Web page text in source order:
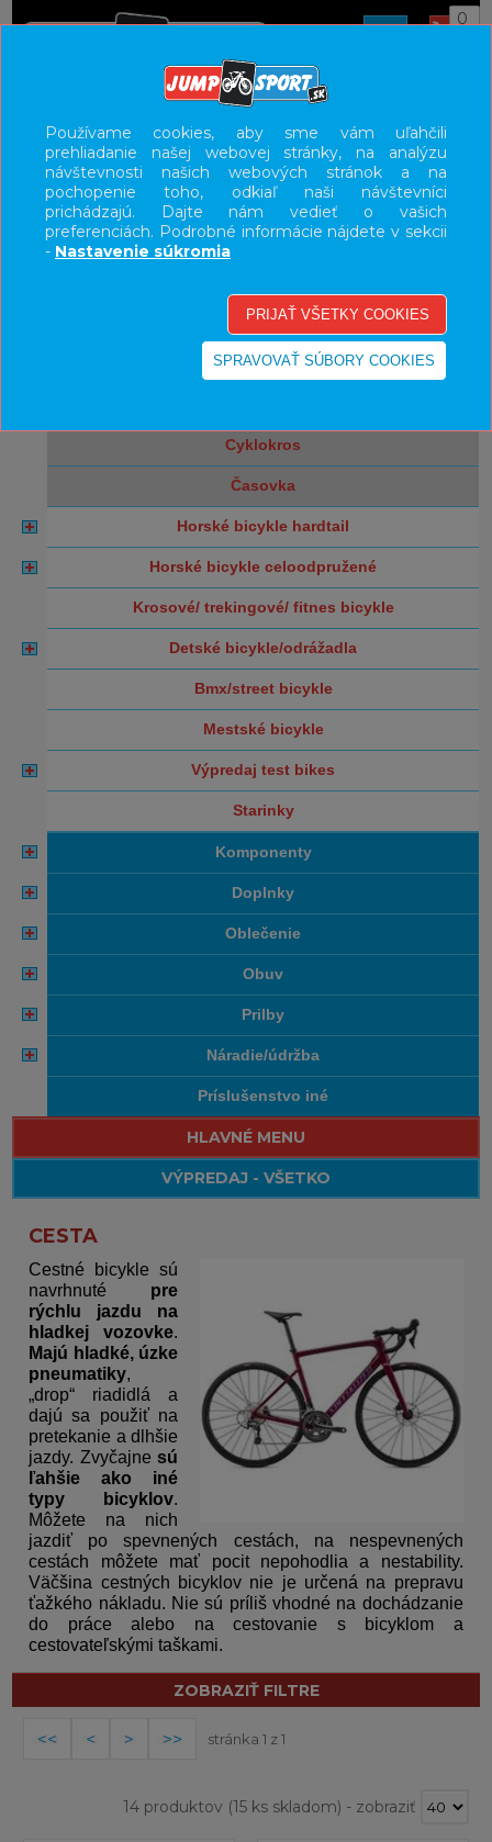
0
UŽÍVATEĽSKÝ PANEL
KATEGÓRIE
bicykle
cestné bicykle
cesta
cyklokros
časovka
horské bicykle hardtail
horské bicykle celoodpružené
krosové/ trekingové/ fitnes bicykle
detské bicykle/odrážadla
bmx/street bicykle
mestské bicykle
výpredaj test bikes
starinky
komponenty
doplnky
oblečenie
obuv
prilby
náradie/údržba
príslušenstvo iné
HLAVNÉ MENU
VÝPREDAJ - VŠETKO
CESTA
Cestné bicykle sú
navrhnuté pre
rýchlu jazdu na
hladkej vozovke.
Majú hladké, úzke
pneumatiky,
„drop“ riadidlá a
dajú sa použiť na
pretekanie a dlhšie
jazdy. Zvyčajne sú
ľahšie ako iné
typy bicyklov.
Môžete na nich
jazdiť po spevnených cestách, na nespevnených
cestách môžete mať pocit nepohodlia a nestability.
Väčšina cestných bicyklov nie je určená na prepravu
ťažkého nákladu. Nie sú príliš vhodné na dochádzanie
do práce alebo na cestovanie s bicyklom a
cestovateľskými taškami.
ZOBRAZIŤ FILTRE
stránka 1 z 1
14 produktov(15 ks skladom) - zobraziť
Používame cookies, aby sme vám uľahčili
prehliadanie našej webovej stránky, na analýzu
návštevnosti našich webových stránok a na
pochopenie toho, odkiaľ naši návštevníci
prichádzajú. Dajte nám vedieť o vašich
preferenciách. Podrobné informácie nájdete v sekcii
- Nastavenie súkromia